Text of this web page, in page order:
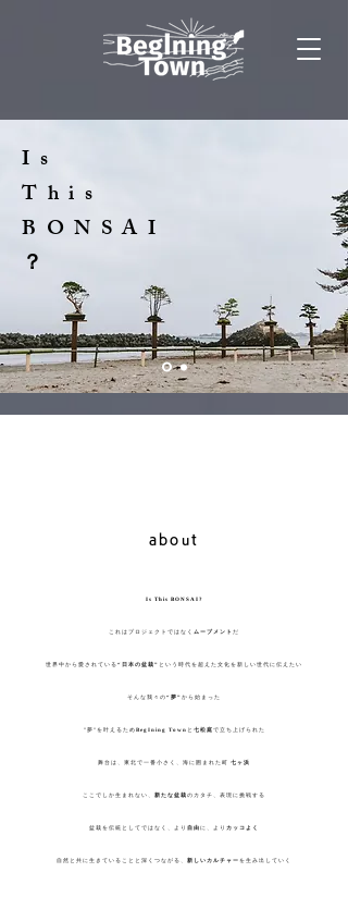
Is
This
BONSAI
​？
​about
​Is This BONSAI?
これはプロジェクトではなく ムーブメント だ
世界中から愛されている “日本の盆栽” という時代を超えた文化を新しい世代に伝えたい
そんな我々の “夢” から始まった
”夢”を叶えるため BegIning Town と 七松庭 で立ち上げられた
舞台は、東北で一番小さく、海に囲まれた町 七ヶ浜
ここでしか生まれない、 新たな盆栽 のカタチ、表現に挑戦する
盆栽を伝統としてではなく、より 自由 に、より カッコよく
自然と共に生きていることと深くつながる、 新しいカルチャー を生み出していく